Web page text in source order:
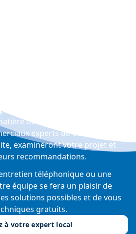
les conseils
les différentes options qui
de contrôle de l'humidité,
experts de Condair se
examineront votre projet et
recommandations.
téléphonique ou une
équipe se fera un plaisir de
solutions possibles et de vous
gratuits.
à votre expert local